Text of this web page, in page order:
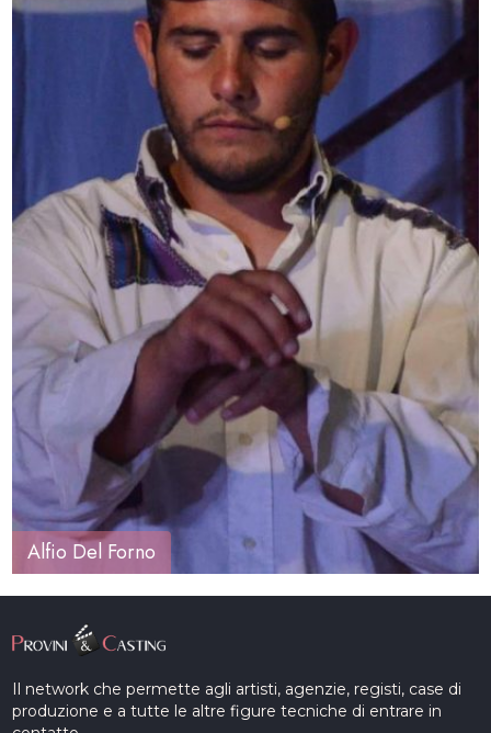
Alfio Del Forno
Il network che permette agli artisti, agenzie, registi, case di
produzione e a tutte le altre figure tecniche di entrare in